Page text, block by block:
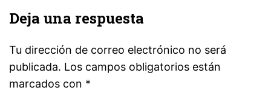
Deja una respuesta
Tu dirección de correo electrónico no será
publicada. Los campos obligatorios están
marcados con *